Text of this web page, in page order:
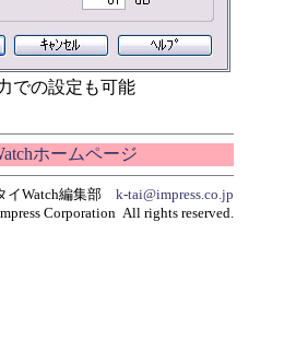
での設定も可能
ホームページ
イWatch編集部 k-tai@impress.co.jp
Corporation All rights reserved.